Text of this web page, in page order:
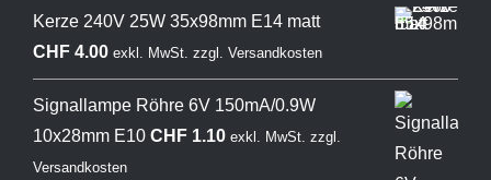
Kerze 240V 25W 35x98mm E14 matt
CHF4.00 exkl. MwSt. zzgl. Versandkosten
Signallampe Röhre 6V 150mA/0.9W
10x28mm E10 CHF1.10 exkl. MwSt. zzgl.
Versandkosten